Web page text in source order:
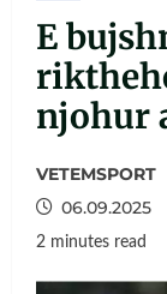
E
njohur
VETEMSPORT
06.09.2025
2 minutes read